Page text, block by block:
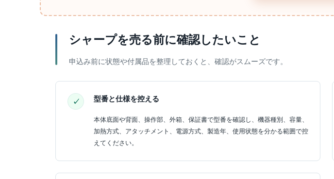
シャープを売る前に確認したいこと
申込み前に状態や付属品を整理しておくと、確認がスムーズです。
型番と仕様を控える
本体底面や背面、操作部、外箱、保証書で型番を確認し、機器種別、容量、
加熱方式、アタッチメント、電源方式、製造年、使用状態を分かる範囲で控
えてください。